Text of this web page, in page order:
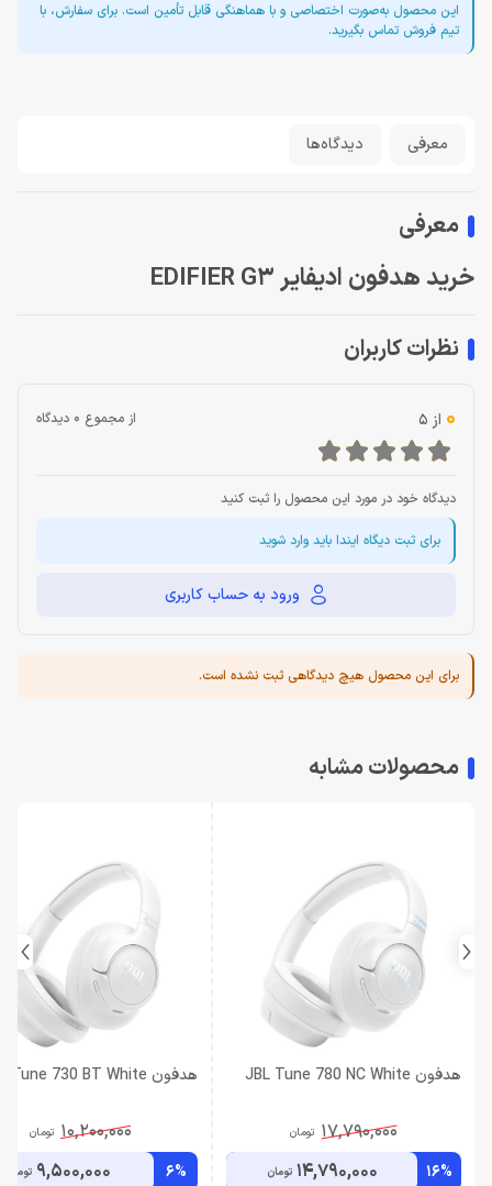
این محصول به‌صورت اختصاصی و با هماهنگی قابل تأمین است. برای سفارش، با
تیم فروش تماس بگیرید.
معرفی دیدگاه‌ها
معرفی
خرید هدفون ادیفایر EDIFIER G3
نظرات کاربران
0 از 5 از مجموع 0 دیدگاه
دیدگاه خود در مورد این محصول را ثبت کنید
برای ثبت دیگاه ایندا باید وارد شوید
ورود به حساب کاربری
برای این محصول هیچ دیدگاهی ثبت نشده است.
محصولات مشابه
هدفون JBL Tune 780 NC White
17,790,000 تومان
16%
14,790,000 تومان
هدفون JBL Tune 730 BT White
10,200,000 تومان
6%
9,500,000 تومان